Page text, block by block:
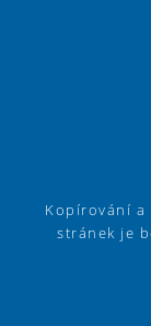
Kopírování a
stránek je